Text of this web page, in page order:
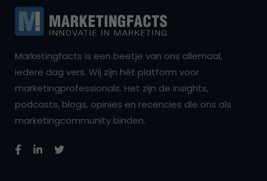
Marketingfacts is een beetje van ons allemaal,
iedere dag vers. Wij zijn hét platform voor
marketingprofessionals. Het zijn de insights,
podcasts, blogs, opinies en recencies die ons als
marketingcommunity binden.